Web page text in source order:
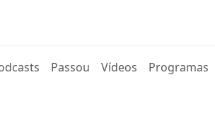
Passou Vídeos Programas